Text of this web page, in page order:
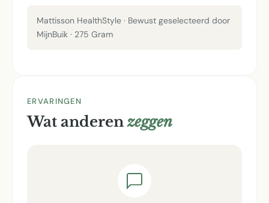
Mattisson HealthStyle · Bewust geselecteerd door
MijnBuik · 275 Gram
ERVARINGEN
Wat anderenzeggen